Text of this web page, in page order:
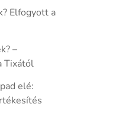
Elfogyott a
–
Tixától
elé: